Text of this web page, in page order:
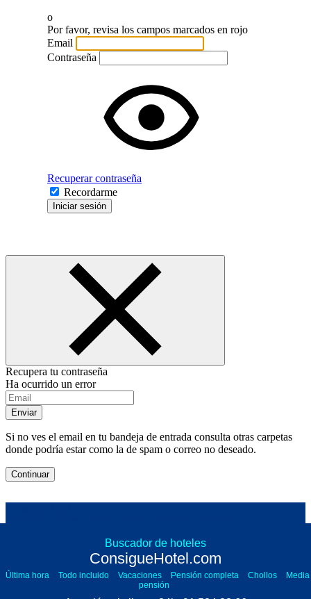
o
Por favor, revisa los campos marcados en rojo
Email
Contraseña
Recuperar contraseña
Recordarme
Iniciar sesión
Recupera tu contraseña
Ha ocurrido un error
Enviar
Si no ves el email en tu bandeja de entrada consulta otras carpetas
donde podría estar como la de spam o correo no deseado.
Continuar
Terms and General Conditions
Privacy policy
Cookies policy
Buscador de hoteles
ConsigueHotel.com
Última hora Todo incluido Vacaciones Pensión completa Chollos
Media
pensión